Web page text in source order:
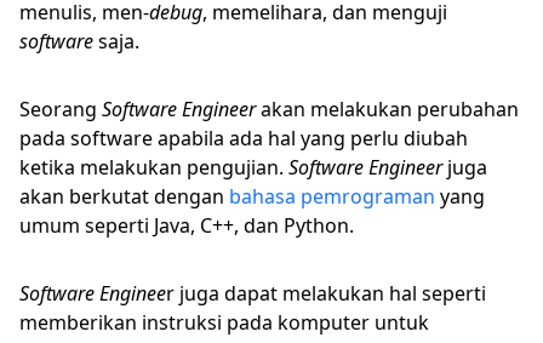
menulis, men-debug, memelihara, dan menguji
softwaresaja.
Seorang Software Engineerakan melakukan perubahan
pada software apabila ada hal yang perlu diubah
ketika melakukan pengujian. Software Engineerjuga
akan berkutat dengan bahasa pemrograman yang
umum seperti Java, C++, dan Python.
Software Engineer juga dapat melakukan hal seperti
memberikan instruksi pada komputer untuk